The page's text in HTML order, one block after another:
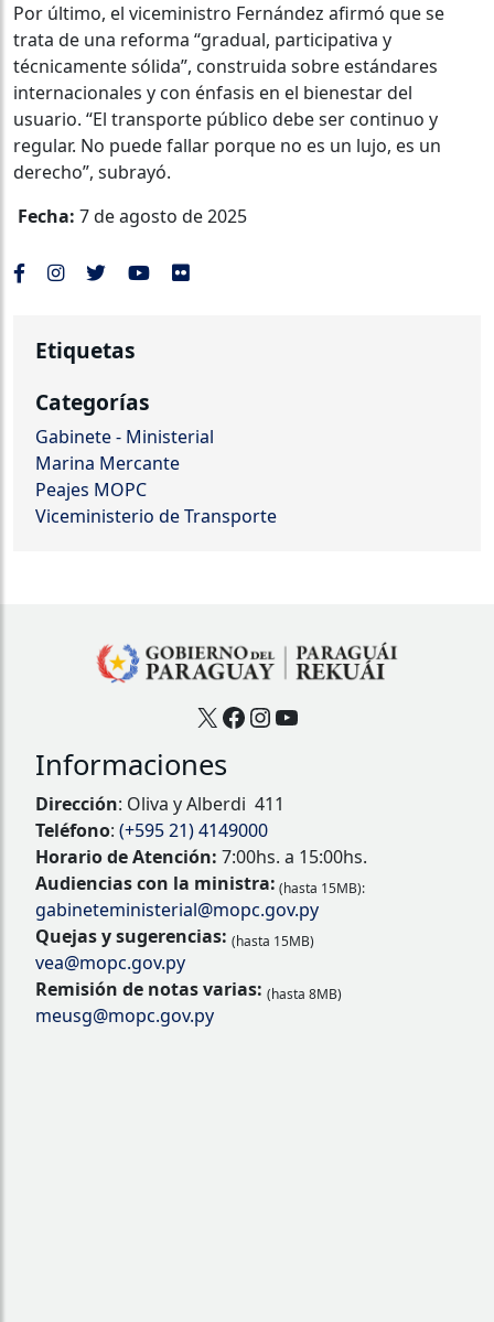
Por último, el viceministro Fernández afirmó que se
trata de una reforma “gradual, participativa y
técnicamente sólida”, construida sobre estándares
internacionales y con énfasis en el bienestar del
usuario. “El transporte público debe ser continuo y
regular. No puede fallar porque no es un lujo, es un
derecho”, subrayó.
Fecha: 7 de agosto de 2025
Etiquetas
Categorías
Gabinete - Ministerial
Marina Mercante
Peajes MOPC
Viceministerio de Transporte
X Facebook
Instagram
YouTube
Informaciones
Dirección: Oliva y Alberdi 411
Teléfono: (+595 21) 4149000
Horario de Atención: 7:00hs. a 15:00hs.
Audiencias con la ministra: (hasta 15MB):
gabineteministerial@mopc.gov.py
Quejas y sugerencias: (hasta 15MB)
vea@mopc.gov.py
Remisión de notas varias: (hasta 8MB)
meusg@mopc.gov.py